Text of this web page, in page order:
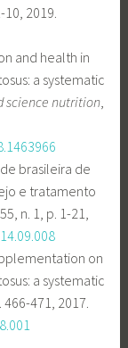
10, 2019.
and health in
a systematic
science nutrition,
brasileira de
e tratamento
n. 1, p. 1-21,
on
a systematic
466-471, 2017.